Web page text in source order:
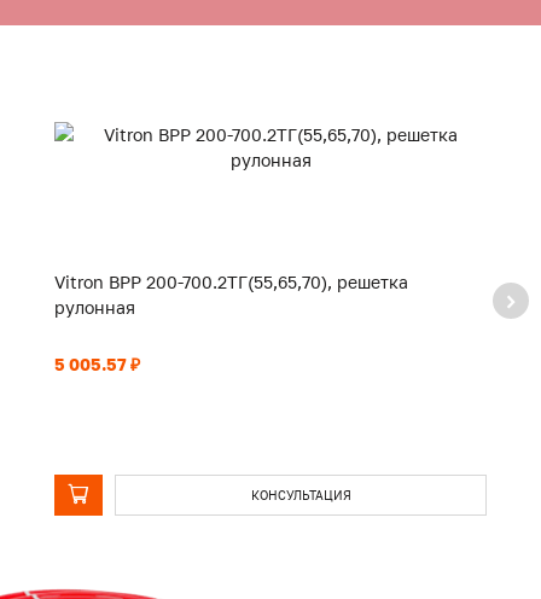
Vitron ВРР 200-700.2ТГ(55,65,70), решетка
рулонная
5 005.57 ₽
КОНСУЛЬТАЦИЯ